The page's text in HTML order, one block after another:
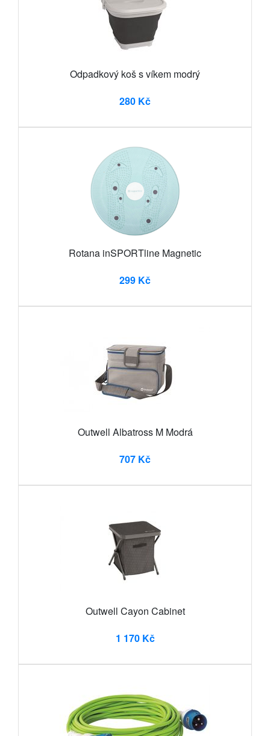
Odpadkový koš s víkem modrý
280 Kč
Rotana inSPORTline Magnetic
299 Kč
Outwell Albatross M Modrá
707 Kč
Outwell Cayon Cabinet
1 170 Kč